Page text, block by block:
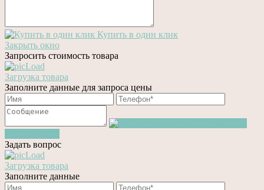
Купить в один клик
Закрыть окно
Запросить стоимость товара
Загрузка товара
Заполните данные для запроса цены
Задать вопрос
Загрузка товара
Заполните данные